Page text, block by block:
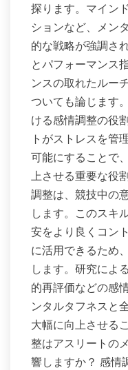
探ります。マイン
ションなど、メン
的な戦略が強調さ
とパフォーマンス
ンスの取れたルー
ついても論じます
ける感情調整の役
トがストレスを管
可能にすることで
上させる重要な役
調整は、競技中の
します。このスキ
安をより良くコン
に活用できるため
します。研究によ
的再評価などの感
ンタルタフネスと
大幅に向上させる
整はアスリートの
響しますか？ 感情